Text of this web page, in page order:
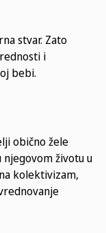
stvar. Zato
i
bebi.
obično žele
životu u
kolektivizam,